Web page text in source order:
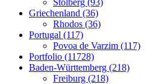
Stolberg (93)
Griechenland (36)
Rhodos (36)
Portugal (117)
Povoa de Varzim (117)
Portfolio (11728)
Baden-Württemberg (218)
Freiburg (218)